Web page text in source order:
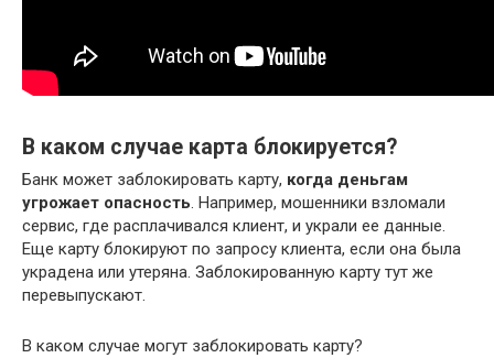
В каком случае карта блокируется?
Банк может заблокировать карту, когда деньгам
угрожает опасность. Например, мошенники взломали
сервис, где расплачивался клиент, и украли ее данные.
Еще карту блокируют по запросу клиента, если она была
украдена или утеряна. Заблокированную карту тут же
перевыпускают.
В каком случае могут заблокировать карту?